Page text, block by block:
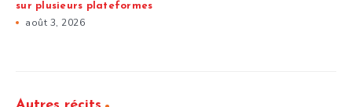
sur plusieurs plateformes
août 3, 2026